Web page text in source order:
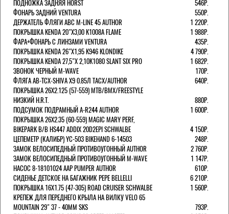
ПОДНОЖКА ЗАДНЯЯ HORST
546Р.
ФОНАРЬ ЗАДНИЙ VENTURA
550Р.
ДЕРЖАТЕЛЬ ФЛЯГИ АВС M-LINE 45 AUTHOR
1 220Р.
ПОКРЫШКА KENDA 20"Х3,00 K1008A FLAME
1 988Р.
ФАРА+ФОНАРЬ С ЛИНЗАМИ VENTURA
435Р.
ПОКРЫШКА KENDA 26"Х1,95 K946 KLONDIKE
4 790Р.
ПОКРЫШКА KENDA 27,5"Х 2,10K1080 SLANT SIX PRO
1 682Р.
ЗВОНОК ЧЕРНЫЙ M-WAVE
170Р.
ФЛЯГА AB-TCX-SHIVA X9 0.85Л TACX/AUTHOR
640Р.
ПОКРЫШКА 26X2.125 (57-559) MTB/BMX/FREESTYLE
НИЗКИЙ H.R.T.
880Р.
ПОДСУМОК ПОДРАМНЫЙ A-R244 AUTHOR
1 600Р.
ПОКРЫШКА 26X2.35 (60-559) MAGIC MARY PERF,
BIKEPARK B/B HS447 ADDIX 20D2EPI SCHWALBE
4 150Р.
ЦЕПЕМЕТР (КАЛИБР) YC-503 BIKEHAND 6-14503
248Р.
ЗАМОК ВЕЛОСИПЕДНЫЙ ПРОТИВОУГОННЫЙ AUTHOR
2 760Р.
ЗАМОК ВЕЛОСИПЕДНЫЙ ПРОТИВОУГОННЫЙ M-WAVE
1 147Р.
НАСОС 8-18101024 AAP PUMPER AUTHOR
610Р.
СИДЕНЬЕ ДЕТСКОЕ НА БАГАЖНИК PEPE BELLELLI
6 210Р.
ПОКРЫШКА 16X1.75 (47-305) ROAD CRUISER SCHWALBE
1 560Р.
КРЕПЕЖ ДЛЯ ПЕРЕДНЕГО КРЫЛА НА ВИЛКУ VELO 65
MOUNTAIN 29" 37 - 40ММ SKS
793Р.